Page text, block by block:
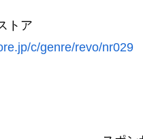
トア
c/genre/revo/nr029